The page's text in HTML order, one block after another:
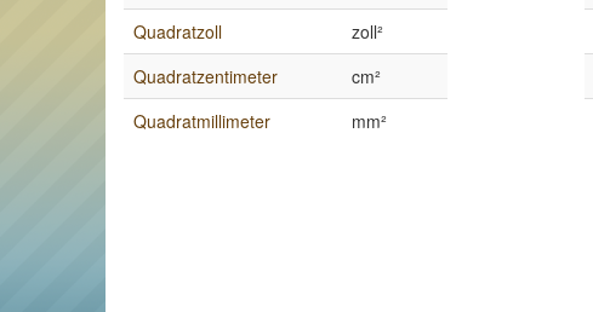
Quadratzoll
zoll²
Quadratzentimeter
cm²
Quadratmillimeter
mm²